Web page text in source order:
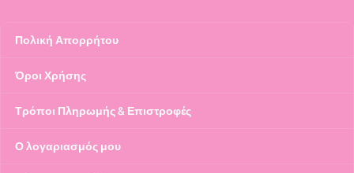
Πολική Απορρήτου
Όροι Χρήσης
Τρόποι Πληρωμής & Επιστροφές
Ο λογαριασμός μου